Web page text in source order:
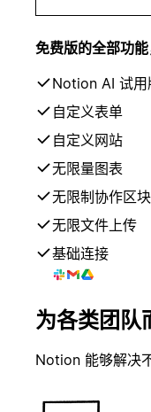
免费版的全部功能
Notion AI 试用
自定义表单
自定义网站
无限量图表
无限制协作区块
无限文件上传
基础连接
为各类团队
Notion 能够解决